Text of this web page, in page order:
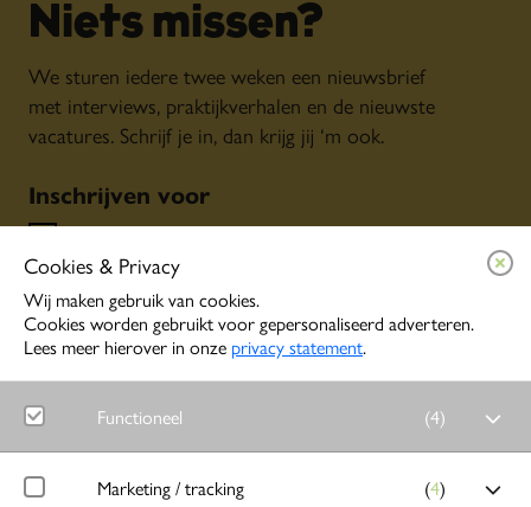
Cookies & Privacy
Wij maken gebruik van cookies.
Cookies worden gebruikt voor gepersonaliseerd adverteren.
Lees meer hierover in onze privacy statement.
Functioneel (4)
NoodzakelijkMarketing / tracking (4)
Niets missen?
We sturen iedere twee weken een nieuwsbrief
met interviews, praktijkverhalen en de nieuwste
vacatures. Schrijf je in, dan krijg jij ‘m ook.
Inschrijven voor
Persoonlijke tips o.b.v. jouw interesses
Event alerts
Inschrijven
Word lid